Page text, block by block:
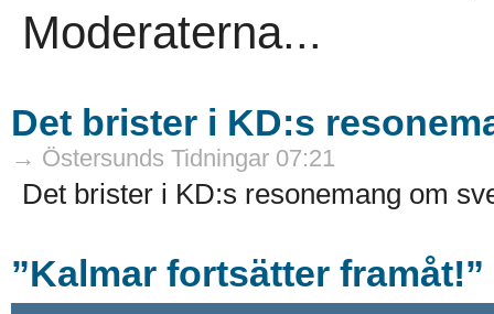
Moderaterna...
Det brister i KD:s
→ Östersunds Tidningar 07:21
Det brister i KD:s resonemang om
”Kalmar fortsätter framåt!”